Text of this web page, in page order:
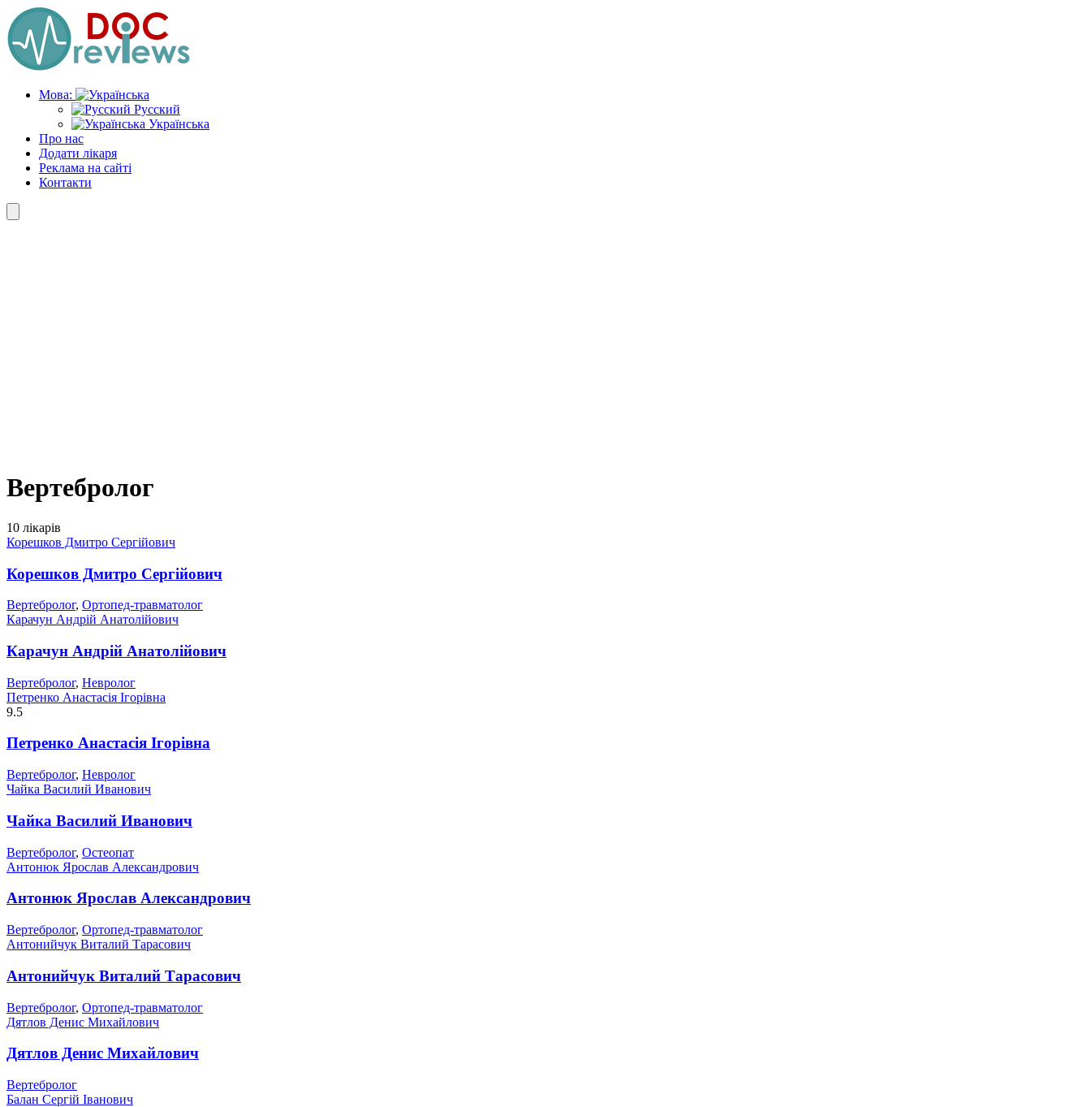
Skip
to
the
content
Мова:
Русский
Українська
Про нас
Додати лікаря
Реклама на сайті
Контакти
Вертебролог
10 лікарів
Корешков Дмитро Сергійович
Корешков Дмитро Сергійович
Вертебролог, Ортопед-травматолог
Карачун Андрій Анатолійович
Карачун Андрій Анатолійович
Вертебролог, Невролог
Петренко Анастасія Ігорівна
9.5
Петренко Анастасія Ігорівна
Вертебролог, Невролог
Чайка Василий Иванович
Чайка Василий Иванович
Вертебролог, Остеопат
Антонюк Ярослав Александрович
Антонюк Ярослав Александрович
Вертебролог, Ортопед-травматолог
Антонийчук Виталий Тарасович
Антонийчук Виталий Тарасович
Вертебролог, Ортопед-травматолог
Дятлов Денис Михайлович
Дятлов Денис Михайлович
Вертебролог
Балан Сергій Іванович